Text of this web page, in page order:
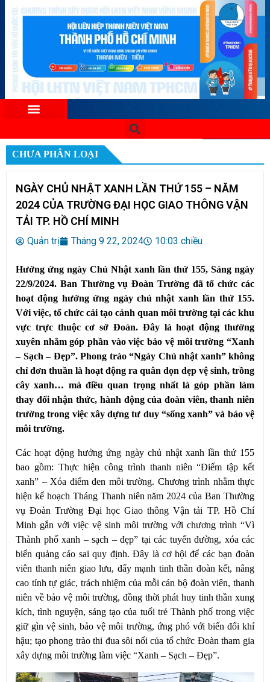
CHƯA PHÂN LOẠI
NGÀY CHỦ NHẬT XANH LẦN THỨ 155 – NĂM
2024 CỦA TRƯỜNG ĐẠI HỌC GIAO THÔNG VẬN
TẢI TP. HỒ CHÍ MINH
Quản trị Tháng 9 22, 2024 10:03 chiều
Hưởng ứng ngày Chủ Nhật xanh lần thứ 155, Sáng ngày
22/9/2024. Ban Thường vụ Đoàn Trường đã tổ chức các
hoạt động hưởng ứng ngày chủ nhật xanh lần thứ 155.
Với việc, tổ chức cải tạo cảnh quan môi trường tại các khu
vực trực thuộc cơ sở Đoàn. Đây là hoạt động thường
xuyên nhằm góp phần vào việc bảo vệ môi trường “Xanh
– Sạch – Đẹp”. Phong trào “Ngày Chủ nhật xanh” không
chỉ đơn thuần là hoạt động ra quân dọn dẹp vệ sinh, trồng
cây xanh… mà điều quan trọng nhất là góp phần làm
thay đổi nhận thức, hành động của đoàn viên, thanh niên
trường trong việc xây dựng tư duy “sống xanh” và bảo vệ
môi trường.
Các hoạt động hưởng ứng ngày chủ nhật xanh lần thứ 155
bao gồm: Thực hiện công trình thanh niên “Điểm tập kết
xanh” – Xóa điểm đen môi trường. Chương trình nhằm thực
hiện kế hoạch Tháng Thanh niên năm 2024 của Ban Thường
vụ Đoàn Trường Đại học Giao thông Vận tải TP. Hồ Chí
Minh gắn với việc vệ sinh môi trường với chương trình “Vì
Thành phố xanh – sạch – đẹp” tại các tuyến đường, xóa các
biển quảng cáo sai quy định. Đây là cơ hội để các bạn đoàn
viên thanh niên giao lưu, đẩy mạnh tinh thần đoàn kết, nâng
cao tính tự giác, trách nhiệm của mỗi cán bộ đoàn viên, thanh
niên về bảo vệ môi trường, đồng thời phát huy tinh thần xung
kích, tình nguyện, sáng tạo của tuổi trẻ Thành phố trong việc
giữ gìn vệ sinh, bảo vệ môi trường, ứng phó với biến đổi khí
hậu; tạo phong trào thi đua sôi nổi của tổ chức Đoàn tham gia
xây dựng môi trường làm việc “Xanh – Sạch – Đẹp”.